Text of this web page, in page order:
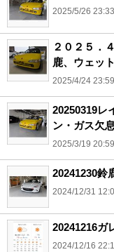
2025/5/26 23:33
２０２５．
鹿、ウェッ
2025/4/24 23:59
20250319レ
ン・ガス欠
2025/3/19 20:59
20241230
2024/12/31
20241216ガ
2024/12/16